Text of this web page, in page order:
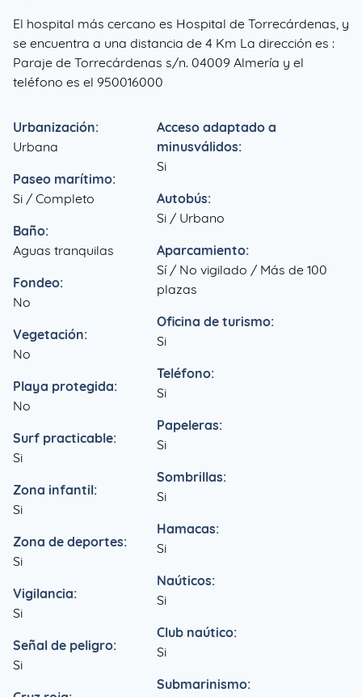
El hospital más cercano es Hospital de Torrecárdenas, y
se encuentra a una distancia de 4 Km La dirección es :
Paraje de Torrecárdenas s/n. 04009 Almería y el
teléfono es el 950016000
Urbanización:
Urbana
Paseo marítimo:
Si / Completo
Baño:
Aguas tranquilas
Fondeo:
No
Vegetación:
No
Playa protegida:
No
Surf practicable:
Si
Zona infantil:
Si
Zona de deportes:
Si
Vigilancia:
Si
Señal de peligro:
Si
Acceso adaptado a
minusválidos:
Si
Autobús:
Si / Urbano
Aparcamiento:
Sí / No vigilado / Más de 100
plazas
Oficina de turismo:
Si
Teléfono:
Si
Papeleras:
Si
Sombrillas:
Si
Hamacas:
Si
Naúticos:
Si
Club naútico:
Si
Submarinismo: